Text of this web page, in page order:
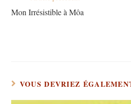
Mon Irrésistible à Môa
VOUS DEVRIEZ